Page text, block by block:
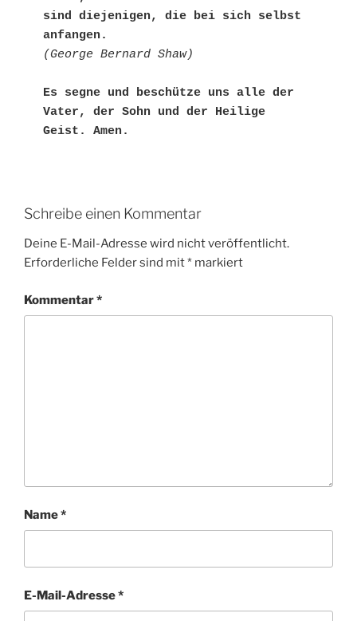
sind diejenigen, die bei sich selbst
anfangen.
(George Bernard Shaw)
Es segne und beschütze uns alle der
Vater, der Sohn und der Heilige
Geist. Amen.
Schreibe einen Kommentar
Deine E-Mail-Adresse wird nicht veröffentlicht.
Erforderliche Felder sind mit* markiert
Kommentar*
Name*
E-Mail-Adresse*